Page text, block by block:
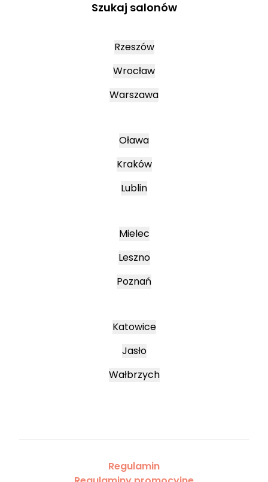
Szukaj salonów
Rzeszów
Wrocław
Warszawa
Oława
Kraków
Lublin
Mielec
Leszno
Poznań
Katowice
Jasło
Wałbrzych
Regulamin